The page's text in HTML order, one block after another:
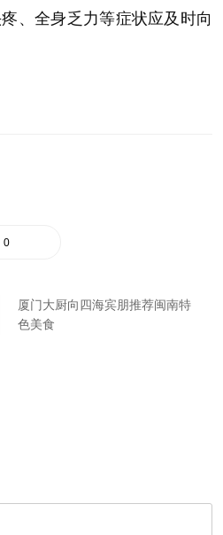
、全身乏力等症状应及时向
0
厦门大厨向四海宾朋推荐闽南特
色美食